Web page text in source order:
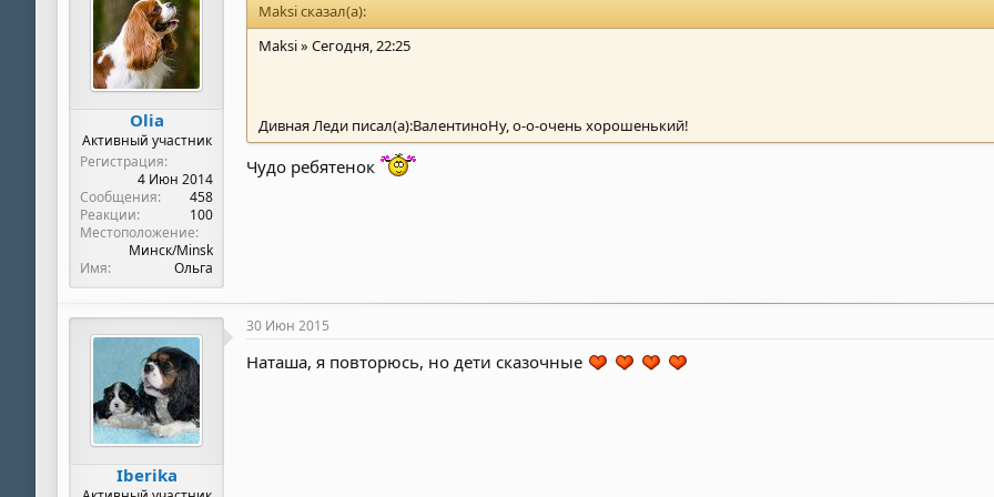
Olia
Активный участник
Регистрация
4 Июн 2014
Сообщения
458
Реакции
100
Местоположение
Минск/Minsk
Имя
Ольга
Maksi сказал(а):
Maksi » Сегодня, 22:25
Дивная Леди писал(а):ВалентиноНу, о-о-очень хорошенький!
Чудо ребятенок
Iberika
30 Июн 2015
Наташа, я повторюсь, но дети сказочные